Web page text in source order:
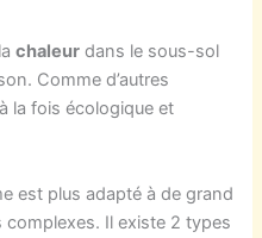
chaleur dans le sous-sol
Comme d’autres
la fois écologique et
est plus adapté à de grand
Il existe 2 types